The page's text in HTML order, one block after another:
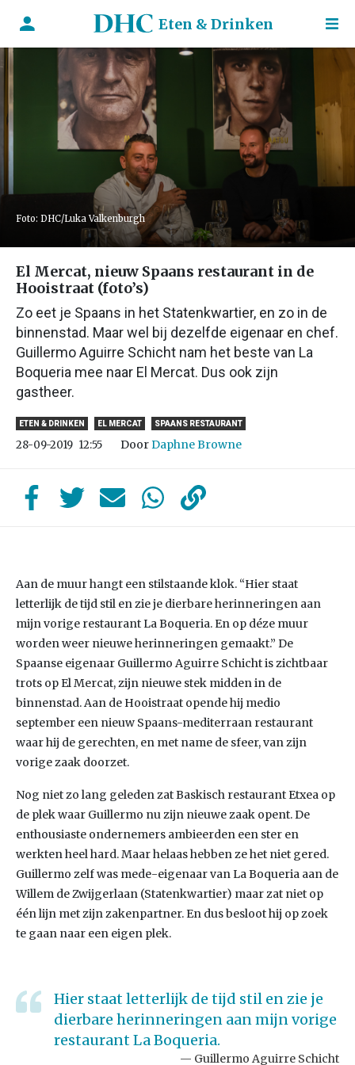
Eten & Drinken
Foto: DHC/Luka Valkenburgh
El Mercat, nieuw Spaans restaurant in de
Hooistraat (foto’s)
Zo eet je Spaans in het Statenkwartier, en zo in de
binnenstad. Maar wel bij dezelfde eigenaar en chef.
Guillermo Aguirre Schicht nam het beste van La
Boqueria mee naar El Mercat. Dus ook zijn
gastheer.
ETEN & DRINKEN EL MERCAT SPAANS RESTAURANT
28-09-2019 12:55 DoorDaphne Browne
Aan de muur hangt een stilstaande klok. “Hier staat
letterlijk de tijd stil en zie je dierbare herinneringen aan
mijn vorige restaurant La Boqueria. En op déze muur
worden weer nieuwe herinneringen gemaakt.” De
Spaanse eigenaar Guillermo Aguirre Schicht is zichtbaar
trots op El Mercat, zijn nieuwe stek midden in de
binnenstad. Aan de Hooistraat opende hij medio
september een nieuw Spaans-mediterraan restaurant
waar hij de gerechten, en met name de sfeer, van zijn
vorige zaak doorzet.
Nog niet zo lang geleden zat Baskisch restaurant Etxea op
de plek waar Guillermo nu zijn nieuwe zaak opent. De
enthousiaste ondernemers ambieerden een ster en
werkten heel hard. Maar helaas hebben ze het niet gered.
Guillermo zelf was mede-eigenaar van La Boqueria aan de
Willem de Zwijgerlaan (Statenkwartier) maar zat niet op
één lijn met zijn zakenpartner. En dus besloot hij op zoek
te gaan naar een eigen plek.
Hier staat letterlijk de tijd stil en zie je
dierbare herinneringen aan mijn vorige
restaurant La Boqueria.
Guillermo Aguirre Schicht